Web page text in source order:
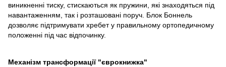
виникненні тиску, стискаються як пружини, які знаходяться під
навантаженням, так і розташовані поруч. Блок Боннель
дозволяє підтримувати хребет у правильному ортопедичному
положенні під час відпочинку.
Механізм трансформації "єврокнижка"